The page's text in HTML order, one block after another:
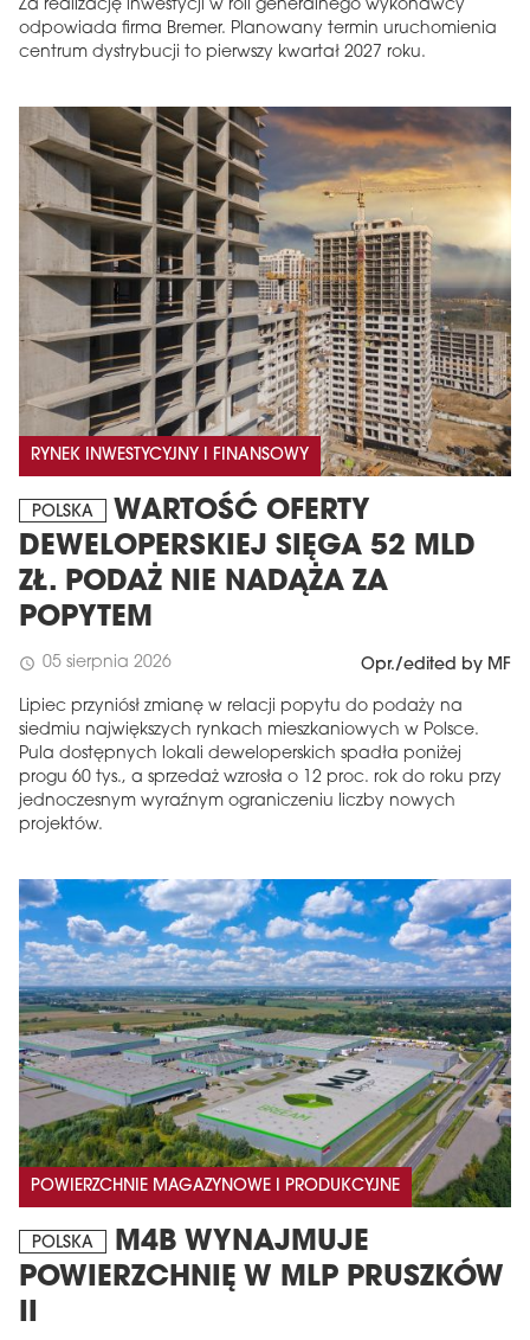
Za realizację inwestycji w roli generalnego wykonawcy
odpowiada firma Bremer. Planowany termin uruchomienia
centrum dystrybucji to pierwszy kwartał 2027 roku.
RYNEK INWESTYCYJNY I FINANSOWY
POLSKA
WARTOŚĆ OFERTY
DEWELOPERSKIEJ SIĘGA 52 MLD
ZŁ. PODAŻ NIE NADĄŻA ZA
POPYTEM
schedule 05 sierpnia 2026 Opr./edited by MF
Lipiec przyniósł zmianę w relacji popytu do podaży na
siedmiu największych rynkach mieszkaniowych w Polsce.
Pula dostępnych lokali deweloperskich spadła poniżej
progu 60 tys., a sprzedaż wzrosła o 12 proc. rok do roku przy
jednoczesnym wyraźnym ograniczeniu liczby nowych
projektów.
POWIERZCHNIE MAGAZYNOWE I PRODUKCYJNE
POLSKA
M4B WYNAJMUJE
POWIERZCHNIĘ W MLP PRUSZKÓW
II
MAGAZYN
Wydanie 6 (308)
CZERWIEC 2026
Więcej w tym wydaniu
arrow_forward
Zamów teraz!